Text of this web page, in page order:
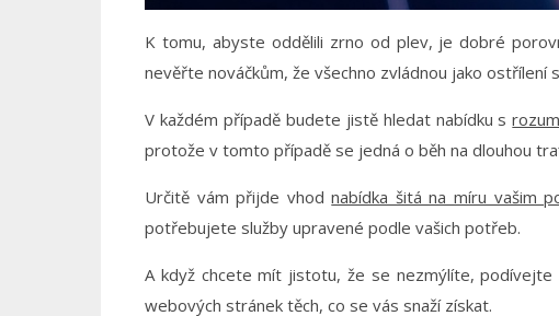
K tomu, abyste oddělili zrno od plev, je dobré
nevěřte nováčkům, že všechno zvládnou jako ostřílení
V každém případě budete jistě hledat nabídku s
protože v tomto případě se jedná o běh na dlouhou
Určitě vám přijde vhodnabídka šitá na míru vašim
potřebujete služby upravené podle vašich potřeb.
A když chcete mít jistotu, že se nezmýlíte,
webových stránek těch, co se vás snaží získat.